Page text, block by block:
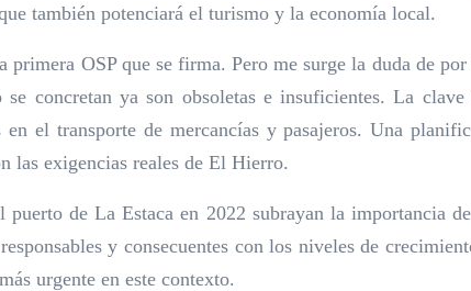
también potenciará el turismo y la economía local.
primera OSP que se firma. Pero me surge la duda de
se concretan ya son obsoletas e insuficientes. La
en el transporte de mercancías y pasajeros. Una
las exigencias reales de El Hierro.
puerto de La Estaca en 2022 subrayan la importancia
y consecuentes con los niveles de
urgente en este contexto.